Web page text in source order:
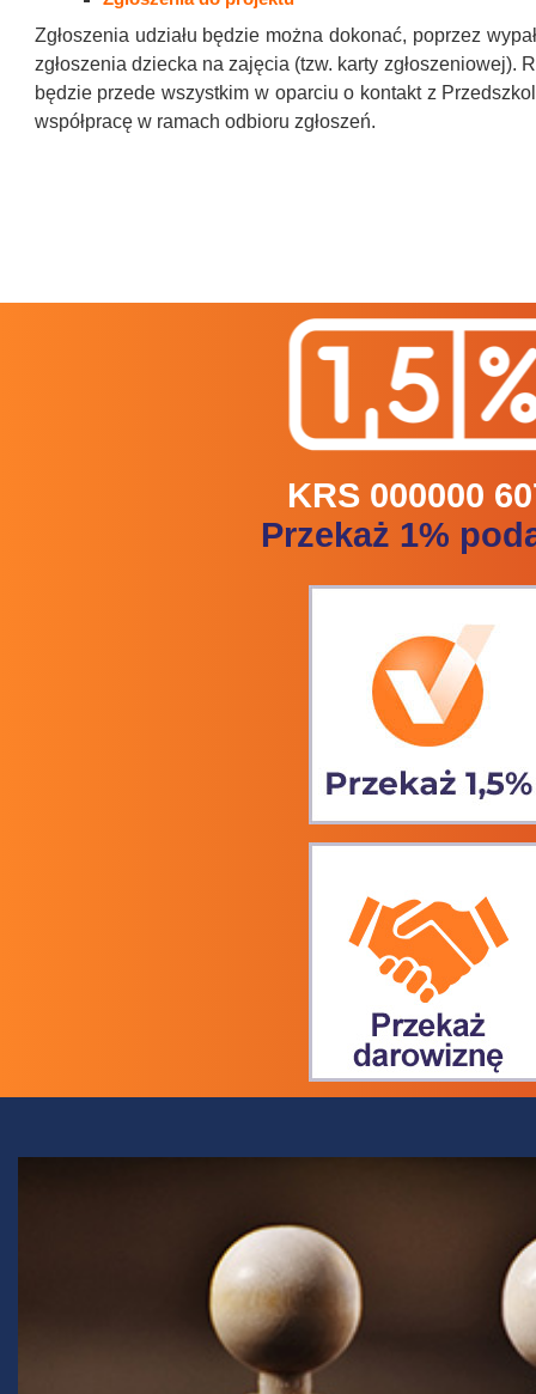
Zgłoszenia udziału będzie można dokonać, poprzez
zgłoszenia dziecka na zajęcia (tzw. karty zgłoszeniowej).
będzie przede wszystkim w oparciu o kontakt z
współpracę w ramach odbioru zgłoszeń.
KRS 000000
Przekaż 1%